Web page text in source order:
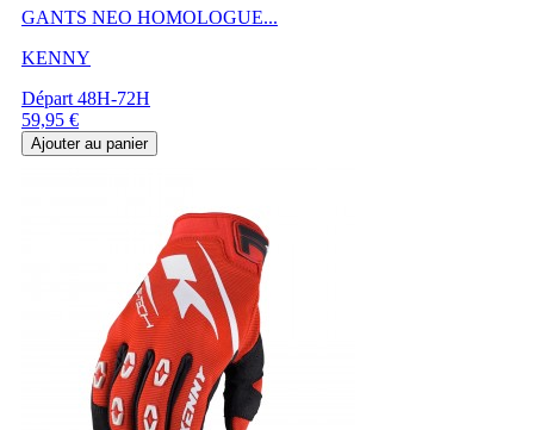
GANTS NEO HOMOLOGUE...
KENNY
Départ 48H-72H
Prix
59,95 €
Ajouter au panier